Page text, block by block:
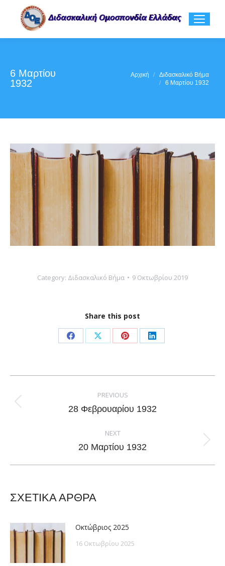
6 Μαρτίου
1932
Αρχική
Διδασκαλικό Βήμα
6 Μαρτίου 1932
Category: Διδασκαλικό Βήμα 9 Οκτωβρίου 2019
Share this post
Share
Facebook
Share
X
Share
Pinterest
Share
LinkedIn
navigation
PREVIOUS
Previous
28 Φεβρουαρίου 1932
NEXT
Next
20 Μαρτίου 1932
ΣΧΕΤΙΚΑ ΑΡΘΡΑ
Οκτώβριος 2025
16 Οκτωβρίου 2025